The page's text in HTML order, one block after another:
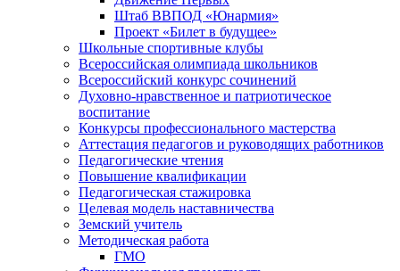
Штаб ВВПОД «Юнармия»
Проект «Билет в будущее»
Школьные спортивные клубы
Всероссийская олимпиада школьников
Всероссийский конкурс сочинений
Духовно-нравственное и патриотическое
воспитание
Конкурсы профессионального мастерства
Аттестация педагогов и руководящих работников
Педагогические чтения
Повышение квалификации
Педагогическая стажировка
Целевая модель наставничества
Земский учитель
Методическая работа
ГМО